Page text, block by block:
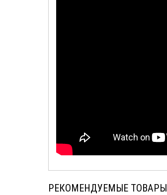
РЕКОМЕНДУЕМЫЕ ТОВАРЫ